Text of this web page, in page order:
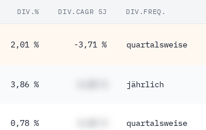
DIV.% DIV.CAGR 5J DIV.FREQ.
2,01 % -3,71 % quartalsweise
3,86 % jährlich
0,78 % quartalsweise